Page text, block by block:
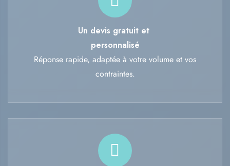
Un devis gratuit et
personnalisé
Réponse rapide, adaptée à votre volume et vos
contraintes.